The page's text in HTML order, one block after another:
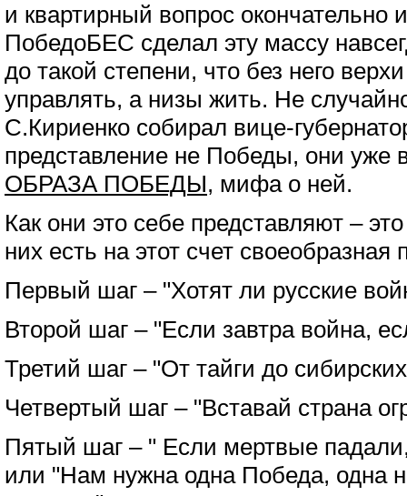
и квартирный вопрос окончательно
ПобедоБЕС сделал эту массу
до такой степени, что без него
управлять, а низы жить. Не
С.Кириенко собирал вице-
представление не Победы, они уже
ОБРАЗА ПОБЕДЫ, мифа о ней.
Как они это себе представляют –
них есть на этот счет
Первый шаг – "Хотят ли русские
Второй шаг – "Если завтра война,
Третий шаг – "От тайги до
Четвертый шаг – "Вставай страна
Пятый шаг – " Если мертвые
или "Нам нужна одна Победа, одна